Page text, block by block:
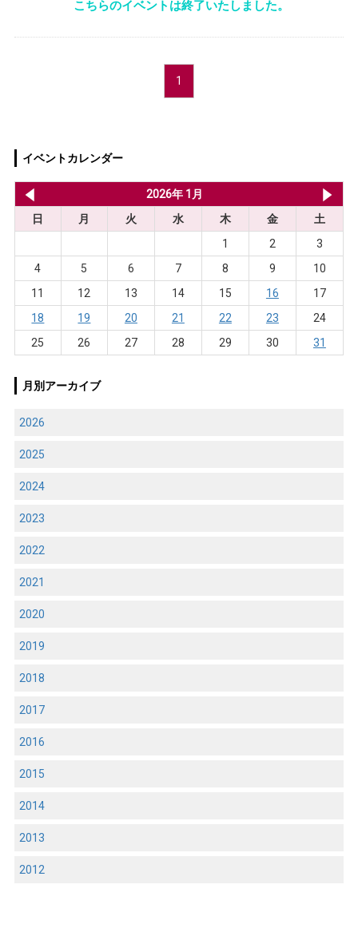
こちらのイベントは終了いたしました。
1
イベントカレンダー
2026年 1月
日
月 火 水 木 金
土
1
2
3
4
5 6 7 8 9
10
11
12 13 14 15 16
17
18
19 20 21 22 23
24
25
26 27 28 29 30 31
月別アーカイブ
2026
2025
2024
2023
2022
2021
2020
2019
2018
2017
2016
2015
2014
2013
2012